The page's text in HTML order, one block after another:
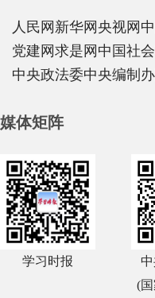
人民网 新华网 央视网
党建网 求是网 中国社
中央政法委中央编制办
媒体矩阵
学习时报
(